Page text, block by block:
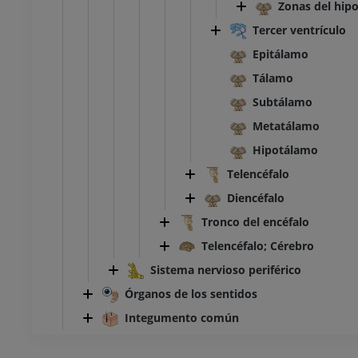
Zonas del
Tercer ventrículo
Epitálamo
Tálamo
Subtálamo
Metatálamo
Hipotálamo
Telencéfalo
Diencéfalo
Tronco del encéfalo
Telencéfalo; Cérebro
Sistema nervioso periférico
Órganos de los sentidos
Integumento común